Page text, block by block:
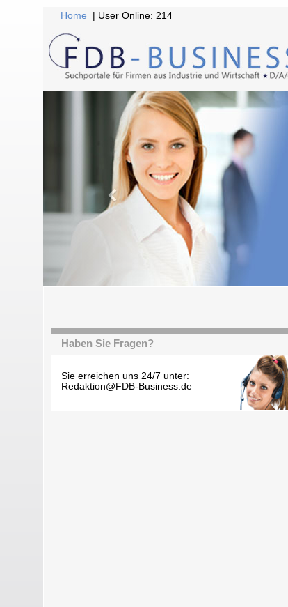
Home | User Online: 214
Haben Sie Fragen?
Sie erreichen uns 24/7 unter:
Redaktion@FDB-Business.de